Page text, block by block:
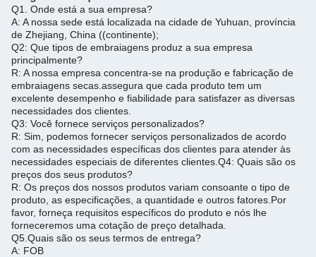
Q1. Onde está a sua empresa?
A: A nossa sede está localizada na cidade de Yuhuan, província
de Zhejiang, China ((continente);
Q2: Que tipos de embraiagens produz a sua empresa
principalmente?
R: A nossa empresa concentra-se na produção e fabricação de
embraiagens secas.assegura que cada produto tem um
excelente desempenho e fiabilidade para satisfazer as diversas
necessidades dos clientes.
Q3: Você fornece serviços personalizados?
R: Sim, podemos fornecer serviços personalizados de acordo
com as necessidades específicas dos clientes para atender às
necessidades especiais de diferentes clientes. Q4: Quais são os
preços dos seus produtos?
R: Os preços dos nossos produtos variam consoante o tipo de
produto, as especificações, a quantidade e outros fatores. Por
favor, forneça requisitos específicos do produto e nós lhe
forneceremos uma cotação de preço detalhada.
Q5. Quais são os seus termos de entrega?
A: FOB